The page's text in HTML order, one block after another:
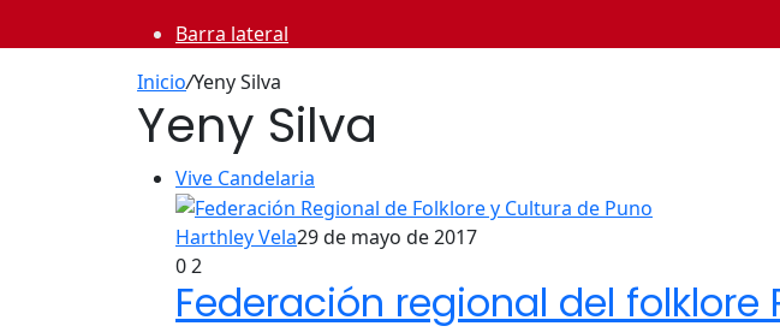
Barra lateral
Inicio/Yeny Silva
Yeny Silva
Vive Candelaria
Harthley Vela29 de mayo de 2017
02
Federación regional del